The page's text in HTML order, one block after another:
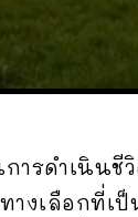
รดำเนินชี
างเลือกที่เ